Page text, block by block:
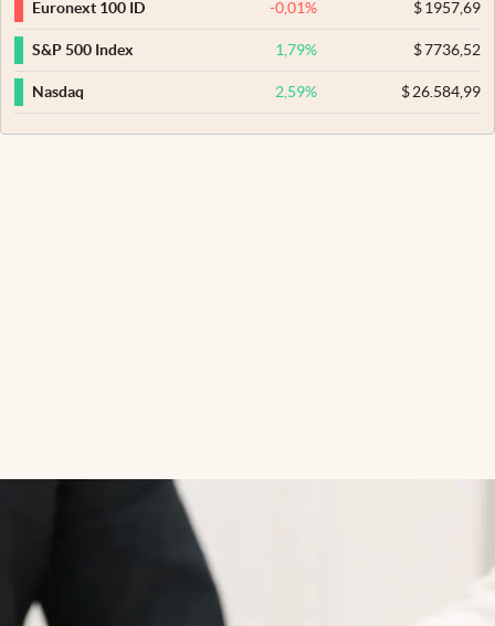
Euronext 100 ID -0,01% $1957,69
S&P 500 Index 1,79% $7736,52
Nasdaq 2,59% $26.584,99